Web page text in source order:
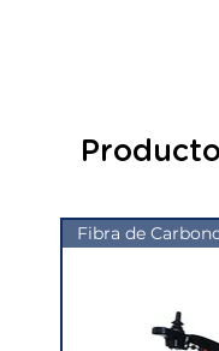
Fibra de